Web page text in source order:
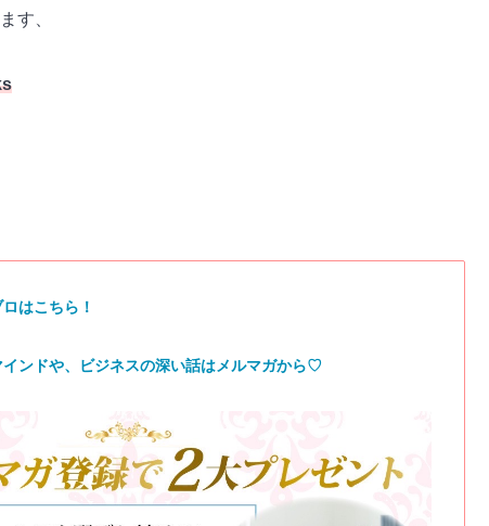
す、
はこちら！
ンドや、ビジネスの深い話はメルマガから♡